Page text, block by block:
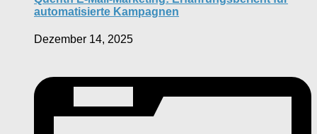
automatisierte Kampagnen
Dezember 14, 2025